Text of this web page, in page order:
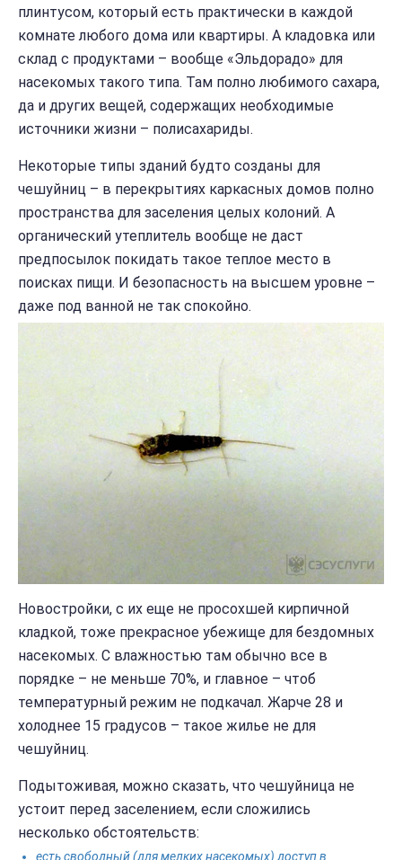
плинтусом, который есть практически в каждой
комнате любого дома или квартиры. А кладовка или
склад с продуктами – вообще «Эльдорадо» для
насекомых такого типа. Там полно любимого сахара,
да и других вещей, содержащих необходимые
источники жизни – полисахариды.
Некоторые типы зданий будто созданы для
чешуйниц – в перекрытиях каркасных домов полно
пространства для заселения целых колоний. А
органический утеплитель вообще не даст
предпосылок покидать такое теплое место в
поисках пищи. И безопасность на высшем уровне –
даже под ванной не так спокойно.
Новостройки, с их еще не просохшей кирпичной
кладкой, тоже прекрасное убежище для бездомных
насекомых. С влажностью там обычно все в
порядке – не меньше 70%, и главное – чтоб
температурный режим не подкачал. Жарче 28 и
холоднее 15 градусов – такое жилье не для
чешуйниц.
Подытоживая, можно сказать, что чешуйница не
устоит перед заселением, если сложились
несколько обстоятельств:
есть свободный (для мелких насекомых) доступ в